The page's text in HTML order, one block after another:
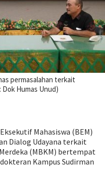
permasalahan terkait
Humas Unud)
Mahasiswa (BEM)
Dialog Udayana terkait
(MBKM) bertempat
Kampus Sudirman